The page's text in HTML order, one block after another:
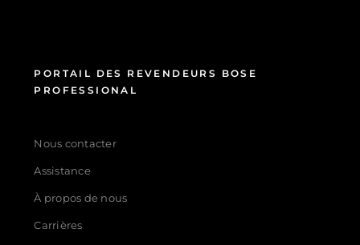
PORTAIL DES REVENDEURS BOSE
PROFESSIONAL
Nous contacter
Assistance
À propos de nous
Carrières